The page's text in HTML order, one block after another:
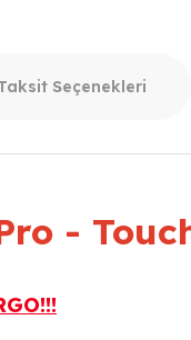
Seçenekleri
-